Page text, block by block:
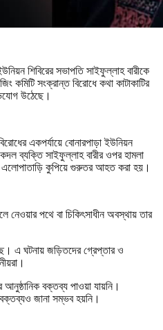
শিবিরের সভাপতি সাইফুল্লাহ বারীকে
কমিটি সংক্রান্ত বিরোধে কথা কাটাকাটির
উঠেছে।
একপর্যায়ে বোনারপাড়া ইউনিয়ন
ব্যক্তি সাইফুল্লাহ বারীর ওপর হামলা
এলোপাতাড়ি কুপিয়ে গুরুতর আহত করা হয়।
নেওয়ার পথে বা চিকিৎসাধীন অবস্থায় তার
এ ঘটনায় জড়িতদের গ্রেপ্তার ও
আনুষ্ঠানিক বক্তব্য পাওয়া যায়নি।
জানা সম্ভব হয়নি।